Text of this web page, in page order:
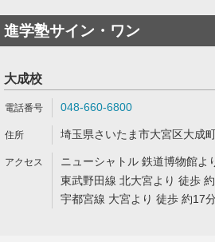
進学塾サイン・ワン
大成校
048-660-6800
埼玉県さいたま市大宮区大成
ニューシャトル 鉄道博物館よ
東武野田線 北大宮より 徒歩
宇都宮線 大宮より 徒歩 約17